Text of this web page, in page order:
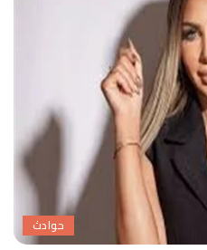
حوادث